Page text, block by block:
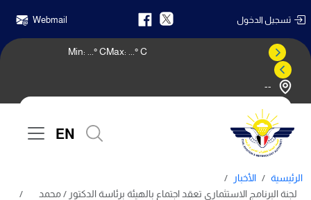
تسجيل الدخول Webmail
--
Max: ° C
Min: ° C
EN
الرئيسية
الأخبار
لجنة البرنامج الاستثماري تعقد اجتماع بالهيئة برئاسة الدكتور / محمد